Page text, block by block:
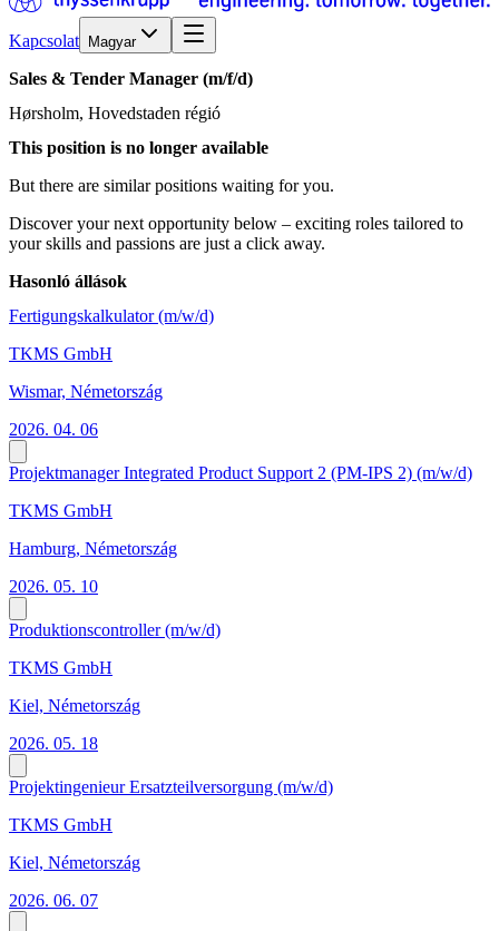
Kapcsolat Magyar
Sales & Tender Manager (m/​f/​d)
Hørsholm, Hovedstaden régió
This position is no longer available
But there are similar positions waiting for you.
Discover your next opportunity below – exciting roles tailored to
your skills and passions are just a click away.
Hasonló állások
Fertigungskalkulator (m/w/d)
TKMS GmbH
Wismar, Németország
2026. 04. 06
Projektmanager Integrated Product Support 2 (PM-IPS 2) (m/w/d)
TKMS GmbH
Hamburg, Németország
2026. 05. 10
Produktionscontroller (m/w/d)
TKMS GmbH
Kiel, Németország
2026. 05. 18
Projektingenieur Ersatzteilversorgung (m/w/d)
TKMS GmbH
Kiel, Németország
2026. 06. 07